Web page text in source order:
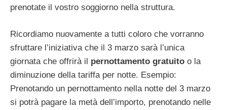
prenotate il vostro soggiorno nella struttura.
Ricordiamo nuovamente a tutti coloro che vorranno
sfruttare l’iniziativa che il 3 marzo sarà l’unica
giornata che offrirà il pernottamento gratuito o la
diminuzione della tariffa per notte. Esempio:
Prenotando un pernottamento nella notte del 3 marzo
si potrà pagare la metà dell’importo, prenotando nelle